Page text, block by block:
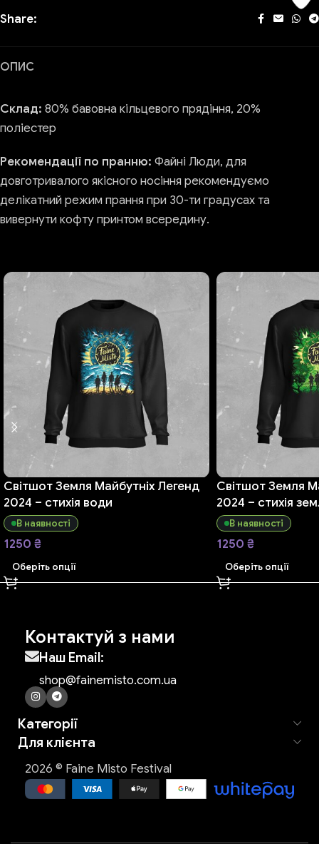
Share:
ОПИС
Склад: 80% бавовна кільцевого прядіння, 20%
поліестер
Рекомендації по пранню: Файні Люди, для
довготривалого якісного носіння рекомендуємо
делікатний режим прання при 30-ти градусах та
вивернути кофту принтом всередину.
Світшот Земля Майбутніх Легенд
2024 – стихія води
В наявності
1250 ₴
Оберіть опції
Світшот Земля
2024 – стихія
В наявності
1250 ₴
Оберіть опції
Контактуй з нами
Наш Email:
shop@fainemisto.com.ua
Категорії
Для клієнта
2026 © Faine Misto Festival